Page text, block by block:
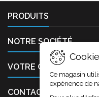
PRODUITS
NOTRE SOCIÉTÉ
VOTRE COMPTE
CONTACT
Ce magasin
expérience de